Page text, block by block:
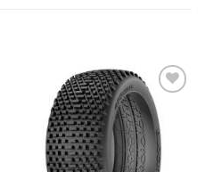
Πρόσθήκη
στην λίστα
επιθυμιών